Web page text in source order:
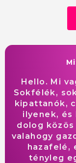
Hello. Mi
Sokfélék,
kipattanók,
ilyenek, és
dolog közös
valahogy
hazafelé,
tényleg